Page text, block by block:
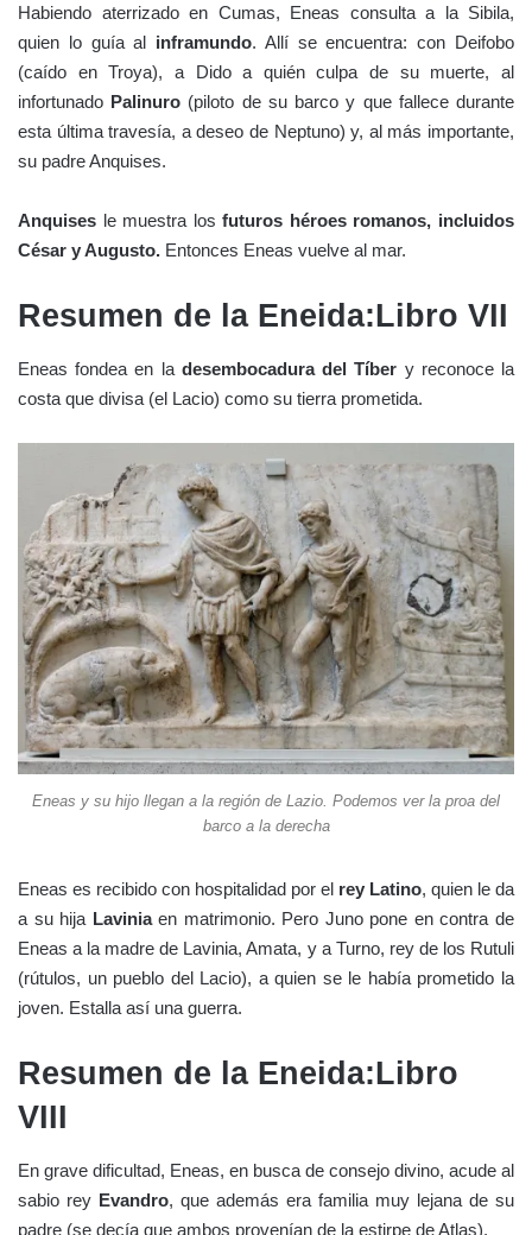
Habiendo aterrizado en Cumas, Eneas consulta a la Sibila,
quien lo guía al inframundo. Allí se encuentra: con Deifobo
(caído en Troya), a Dido a quién culpa de su muerte, al
infortunado Palinuro (piloto de su barco y que fallece durante
esta última travesía, a deseo de Neptuno) y, al más importante,
su padre Anquises.
Anquises le muestra losfuturos héroes romanos, incluidos
César y Augusto. Entonces Eneas vuelve al mar.
Resumen de la Eneida:Libro VII
Eneas fondea en la desembocadura del Tíber y reconoce la
costa que divisa (el Lacio) como su tierra prometida.
Eneas y su hijo llegan a la región de Lazio. Podemos ver la proa del
barco a la derecha
Eneas es recibido con hospitalidad por el rey Latino, quien le da
a su hija Laviniaen matrimonio. Pero Juno pone en contra de
Eneas a la madre de Lavinia, Amata, y a Turno, rey de los Rutuli
(rútulos, un pueblo del Lacio), a quien se le había prometido la
joven. Estalla así una guerra.
Resumen de la Eneida:Libro
VIII
En grave dificultad, Eneas, en busca de consejo divino, acude al
sabio rey Evandro, que además era familia muy lejana de su
padre (se decía que ambos provenían de la estirpe de Atlas).